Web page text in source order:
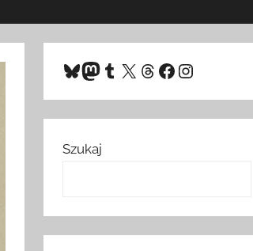
Bluesky
Mastodon
Tumblr
X Threads
Facebook
Instagram
Szukaj